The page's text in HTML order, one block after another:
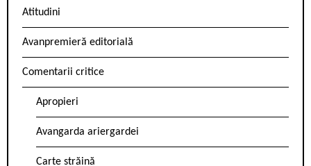
Atitudini
Avanpremieră editorială
Comentarii critice
Apropieri
Avangarda ariergardei
Carte străină